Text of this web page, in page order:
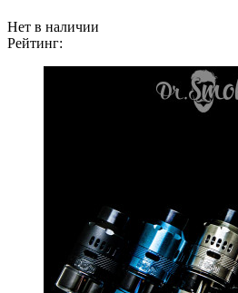
Нет в наличии
Рейтинг: